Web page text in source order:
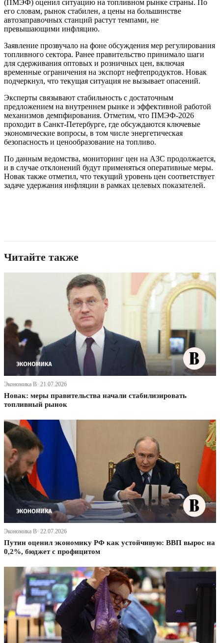
(ПМЭФ) оценил ситуацию на топливном рынке страны. По
его словам, рынок стабилен, а цены на большинстве
автозаправочных станций растут темпами, не
превышающими инфляцию.
Заявление прозвучало на фоне обсуждения мер регулирования
топливного сектора. Ранее правительство принимало шаги
для сдерживания оптовых и розничных цен, включая
временные ограничения на экспорт нефтепродуктов. Новак
подчеркнул, что текущая ситуация не вызывает опасений.
Эксперты связывают стабильность с достаточным
предложением на внутреннем рынке и эффективной работой
механизмов демпфирования. Отметим, что ПМЭФ-2026
проходит в Санкт-Петербурге, где обсуждаются ключевые
экономические вопросы, в том числе энергетическая
безопасность и ценообразование на топливо.
По данным ведомства, мониторинг цен на АЗС продолжается,
и в случае отклонений будут применяться оперативные меры.
Новак также отметил, что текущий уровень цен соответствует
задаче удержания инфляции в рамках целевых показателей.
Читайте также
Экономика В· 21.07.2026
Новак: меры правительства начали стабилизировать
топливный рынок
Экономика В· 22.07.2026
Путин оценил экономику РФ как устойчивую: ВВП вырос на
0,2%, бюджет с профицитом